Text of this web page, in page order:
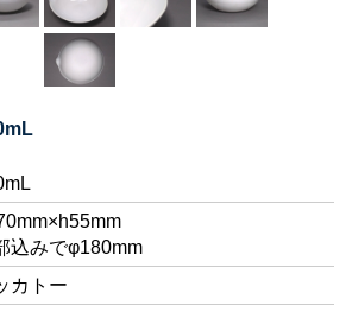
込みでφ180mm
カトー